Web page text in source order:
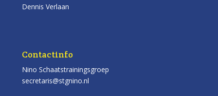
Dennis Verlaan
Contactinfo
Nino Schaatstrainingsgroep
secretaris@stgnino.nl